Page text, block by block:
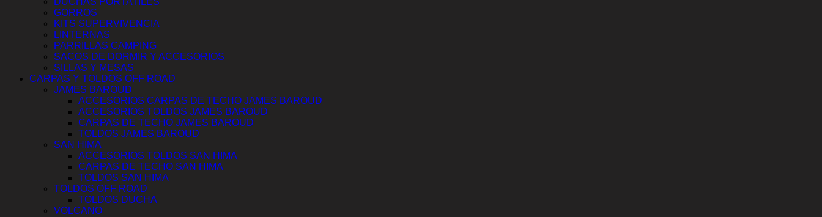
GORROS
KITS SUPERVIVENCIA
LINTERNAS
PARRILLAS CAMPING
SACOS DE DORMIR Y ACCESORIOS
SILLAS Y MESAS
CARPAS Y TOLDOS OFF ROAD
JAMES BAROUD
ACCESORIOS CARPAS DE TECHO JAMES BAROUD
ACCESORIOS TOLDOS JAMES BAROUD
CARPAS DE TECHO JAMES BAROUD
TOLDOS JAMES BAROUD
SAN HIMA
ACCESORIOS TOLDOS SAN HIMA
CARPAS DE TECHO SAN HIMA
TOLDOS SAN HIMA
TOLDOS OFF ROAD
TOLDOS DUCHA
VOLCANO